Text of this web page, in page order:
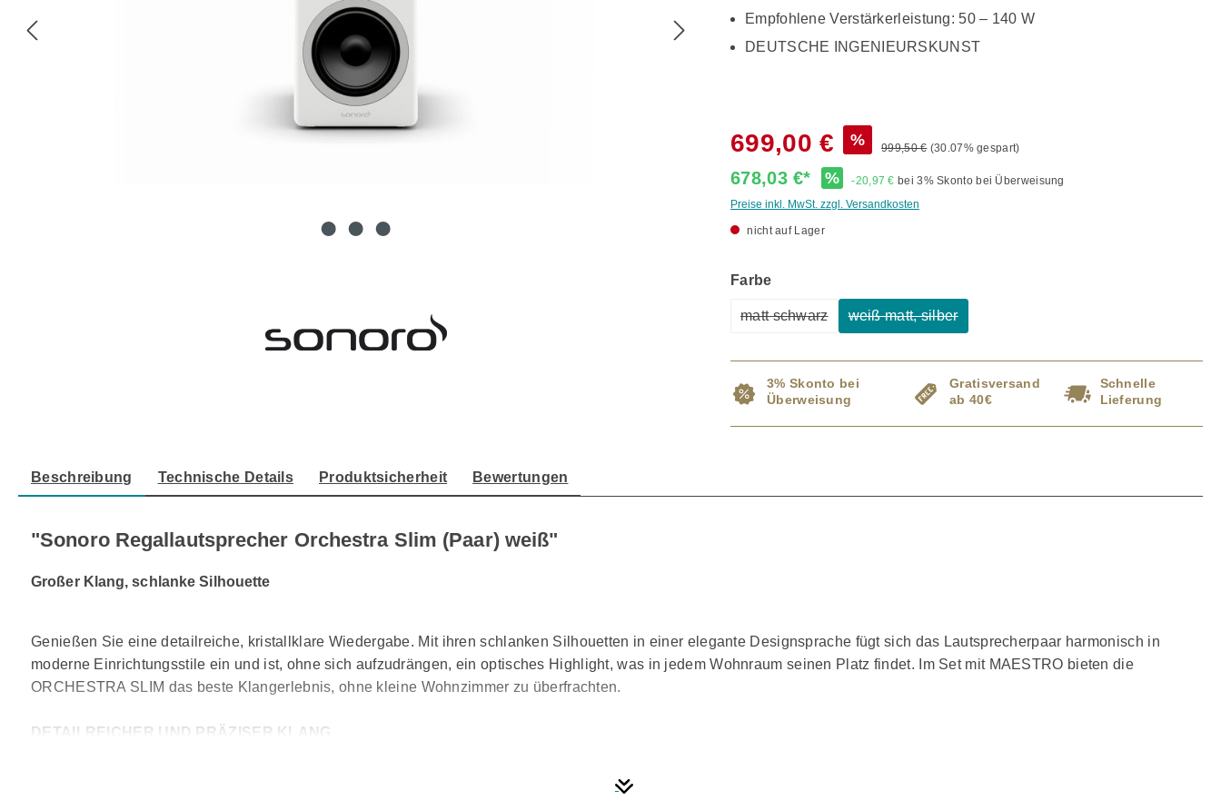
Empfohlene Verstärkerleistung: 50 – 140 W
DEUTSCHE INGENIEURSKUNST
699,00 € % 999,50 € (30.07% gespart)
678,03 €* % -20,97 € bei 3% Skonto bei Überweisung
Preise inkl. MwSt. zzgl. Versandkosten
nicht auf Lager
Farbeauswählen
matt schwarz
(Diese Option ist zurzeit nicht verfügbar.)
weiß matt, silber
(Diese Option ist zurzeit nicht verfügbar.)
3% Skonto bei
Überweisung
Gratisversand
ab 40€
Schnelle
Lieferung
Beschreibung Technische Details Produktsicherheit Bewertungen
"Sonoro Regallautsprecher Orchestra Slim (Paar) weiß"
Großer Klang, schlanke Silhouette
Genießen Sie eine detailreiche, kristallklare Wiedergabe. Mit ihren schlanken Silhouetten in einer elegante Designsprache fügt sich das Lautsprecherpaar harmonisch in
moderne Einrichtungsstile ein und ist, ohne sich aufzudrängen, ein optisches Highlight, was in jedem Wohnraum seinen Platz findet. Im Set mit MAESTRO bieten die
ORCHESTRA SLIM das beste Klangerlebnis, ohne kleine Wohnzimmer zu überfrachten.
DETAILREICHER UND PRÄZISER KLANG
Hochtonbereich sorgt der in einen Wave Guide eingebettete Air Motion Transformer für eine detailreiche, kristallklare Wiedergabe. Die nach hinten abfallende Schallwand, der